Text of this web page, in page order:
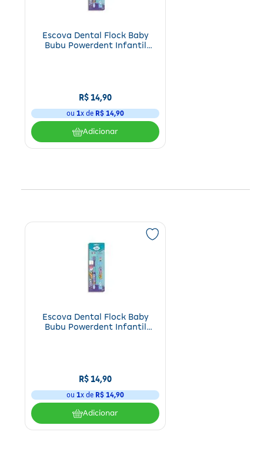
Escova Dental Flock Baby
Bubu Powerdent Infantil
R$14,90
ou1x de R$ 14,90
Adicionar
Escova Dental Flock Baby
Bubu Powerdent Infantil
R$14,90
ou1x de R$ 14,90
Adicionar